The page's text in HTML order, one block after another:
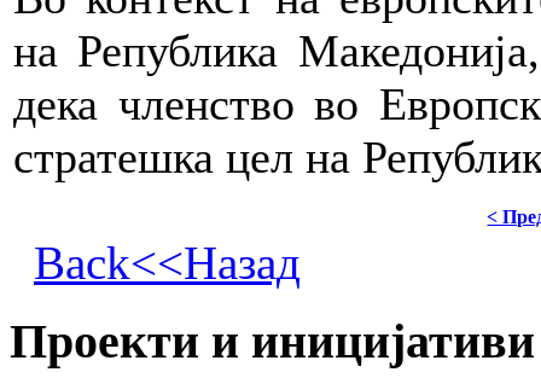
на Република
дека членство во
стратешка цел на
<
Back<<Назад
Проекти и иницијативи